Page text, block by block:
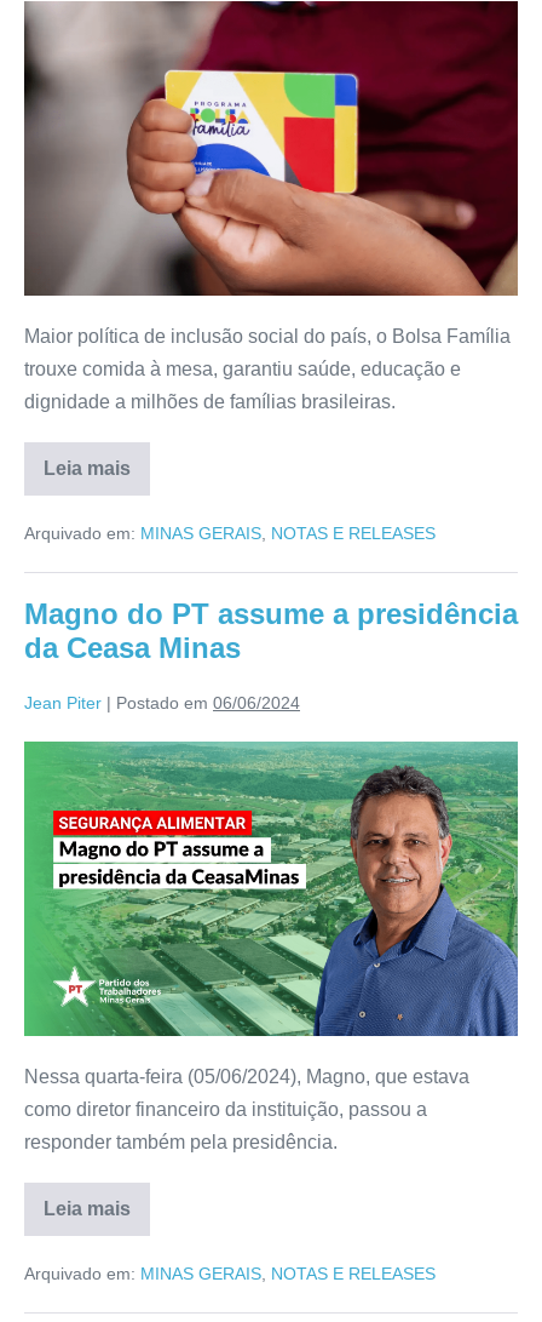
Maior política de inclusão social do país, o Bolsa Família
trouxe comida à mesa, garantiu saúde, educação e
dignidade a milhões de famílias brasileiras.
Leia mais
Arquivado em: MINAS GERAIS NOTAS E RELEASES
Magno do PT assume a presidência
da Ceasa Minas
Jean Piter | Postado em 06/06/2024
Nessa quarta-feira (05/06/2024), Magno, que estava
como diretor financeiro da instituição, passou a
responder também pela presidência.
Leia mais
Arquivado em: MINAS GERAIS NOTAS E RELEASES